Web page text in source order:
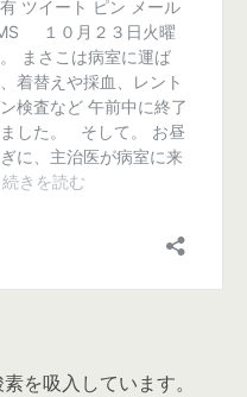
を吸入しています。